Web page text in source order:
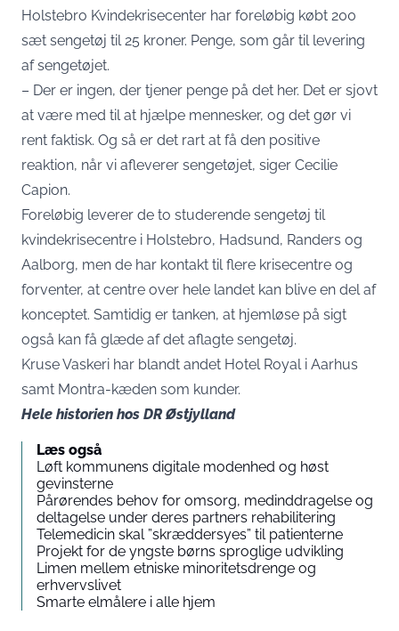
Holstebro Kvindekrisecenter har foreløbig købt 200
sæt sengetøj til 25 kroner. Penge, som går til levering
af sengetøjet.
– Der er ingen, der tjener penge på det her. Det er sjovt
at være med til at hjælpe mennesker, og det gør vi
rent faktisk. Og så er det rart at få den positive
reaktion, når vi afleverer sengetøjet, siger Cecilie
Capion.
Foreløbig leverer de to studerende sengetøj til
kvindekrisecentre i Holstebro, Hadsund, Randers og
Aalborg, men de har kontakt til flere krisecentre og
forventer, at centre over hele landet kan blive en del af
konceptet. Samtidig er tanken, at hjemløse på sigt
også kan få glæde af det aflagte sengetøj.
Kruse Vaskeri har blandt andet Hotel Royal i Aarhus
samt Montra-kæden som kunder.
Hele historien hos DR Østjylland
Læs også
Løft kommunens digitale modenhed og høst
gevinsterne
Pårørendes behov for omsorg, medinddragelse og
deltagelse under deres partners rehabilitering
Telemedicin skal ”skræddersyes” til patienterne
Projekt for de yngste børns sproglige udvikling
Limen mellem etniske minoritetsdrenge og
erhvervslivet
Smarte elmålere i alle hjem